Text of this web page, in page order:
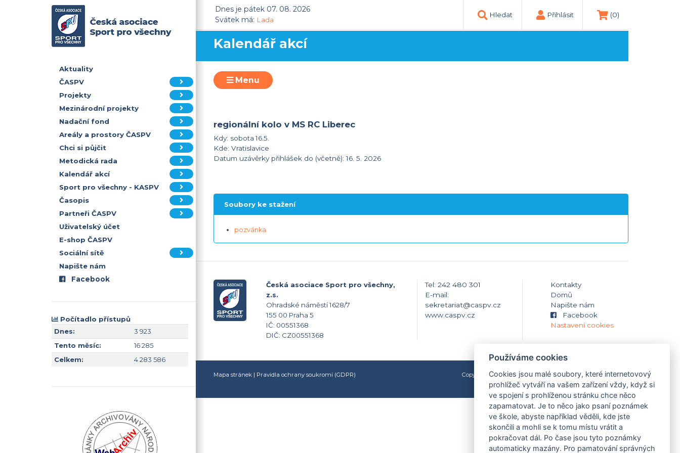
Aktuality
ČASPV
Projekty
Mezinárodní projekty
Nadační fond
Areály a prostory ČASPV
Chci si půjčit
Metodická rada
Kalendář akcí
Sport pro všechny - KASPV
Časopis
Partneři ČASPV
Uživatelský účet
E-shop ČASPV
Sociální sítě
Napište nám
Facebook
Počítadlo přístupů
Dnes:
3 923
Tento měsíc:
16 285
Celkem:
4 283 586
Dnes je pátek 07. 08. 2026
Svátek má: Lada
Hledat Přihlásit (0)
Kalendář akcí
Menu
regionální kolo v MS RC Liberec
Kdy: sobota 16.5.
Kde: Vratislavice
Datum uzávěrky přihlášek do (včetně): 16. 5. 2026
Soubory ke stažení
pozvánka
Česká asociace Sport pro všechny,
z.s.
Ohradské náměstí 1628/7
155 00 Praha 5
IČ: 00551368
DIČ: CZ00551368
Tel: 242 480 301
E-mail:
sekretariat@caspv.cz
www.caspv.cz
Kontakty
Domů
Napište nám
Facebook
Nastavení cookies
Mapa stránek | Pravidla ochrany soukromí (GDPR)
Copyright © 2009-2026 Česká asociace Sport pro všechny
2009 - 2026Martin Modl
Používáme cookies
Cookies jsou malé soubory, které internetovový
prohlížeč vytváří na vašem zařízení vždy, když si
ve spojení s prohlíženou stránku chce něco
zapamatovat. Je to něco jako psaní poznámek
ve škole, abyste například věděli, kde jste
skončili a mohli se k tomu místu vrátit a
pokračovat dál. Po čase jsou tyto poznámky
automaticky mazány. Pro pamatování správných